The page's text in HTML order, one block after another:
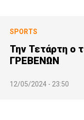
SPORTS
Την Τετάρτη ο
ΓΡΕΒΕΝΩΝ
12/05/2024 - 23:50